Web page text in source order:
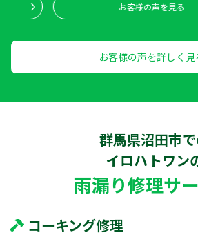
お客様の声を見る
お客様の声を詳しく見
群馬県沼田市
イロハトワン
雨漏り修理サ
コーキング修理